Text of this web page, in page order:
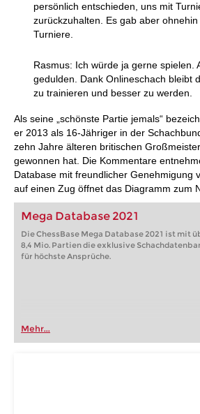
persönlich entschieden, uns mit
zurückzuhalten. Es gab aber
Turniere.
Rasmus: Ich würde ja gerne spielen.
gedulden. Dank Onlineschach bleibt
zu trainieren und besser zu werden.
Als seine „schönste Partie jemals“
er 2013 als 16-Jähriger in der
zehn Jahre älteren britischen
gewonnen hat. Die Kommentare
Database mit freundlicher Genehmigung
auf einen Zug öffnet das Diagramm zum
Mega Database 2021
Die ChessBase Mega Database 2021 ist mit
8,4 Mio. Partien die exklusive
für höchste Ansprüche.
Mehr...